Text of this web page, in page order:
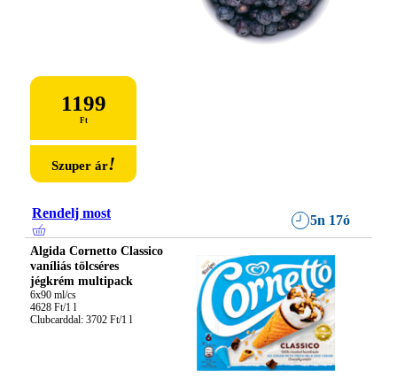
1199
Ft
Szuper ár!
Rendelj most 5n 17ó
Algida Cornetto Classico
vaníliás tölcséres
jégkrém multipack
6x90 ml/cs
4628 Ft/1 l
Clubcarddal: 3702 Ft/1 l